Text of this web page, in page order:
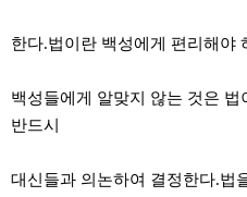
한다.법이란 백성에게 편리해야
백성들에게 알맞지 않는 것은
반드시
대신들과 의논하여 결정한다.법